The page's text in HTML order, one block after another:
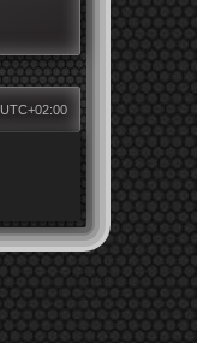
UTC+02:00